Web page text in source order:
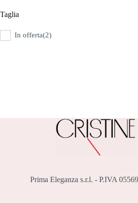
Taglia
In offerta(2)
Prima Eleganza s.r.l. - P.IVA